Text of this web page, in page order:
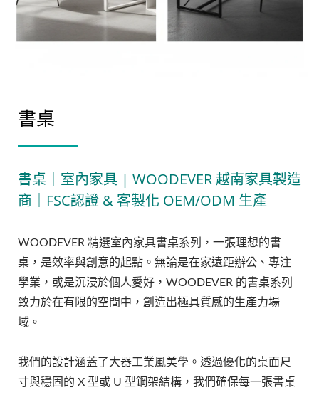
書桌
書桌｜室內家具 | WOODEVER 越南家具製造
商｜FSC認證 & 客製化 OEM/ODM 生產
WOODEVER 精選室內家具書桌系列，一張理想的書
桌，是效率與創意的起點。無論是在家遠距辦公、專注
學業，或是沉浸於個人愛好，WOODEVER 的書桌系列
致力於在有限的空間中，創造出極具質感的生產力場
域。
我們的設計涵蓋了大器工業風美學。透過優化的桌面尺
寸與穩固的 X 型或 U 型鋼架結構，我們確保每一張書桌